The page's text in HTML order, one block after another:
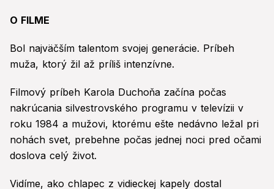
O FILME
Bol najväčším talentom svojej generácie. Príbeh
muža, ktorý žil až príliš intenzívne.
Filmový príbeh Karola Duchoňa začína počas
nakrúcania silvestrovského programu v televízii v
roku 1984 a mužovi, ktorému ešte nedávno ležal pri
nohách svet, prebehne počas jednej noci pred očami
doslova celý život.
Vidíme, ako chlapec z vidieckej kapely dostal